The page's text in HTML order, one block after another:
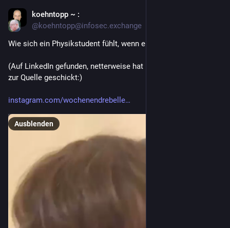
koehntopp ~ :
@koehntopp@infosec.exchange
Wie sich ein Physikstudent fühlt, wenn er PolitikerInnen zuhört
(Auf LinkedIn gefunden, netterweise hat mir jemand den Link
zur Quelle geschickt:)
instagram.com/wochenendrebelle
Ausblenden